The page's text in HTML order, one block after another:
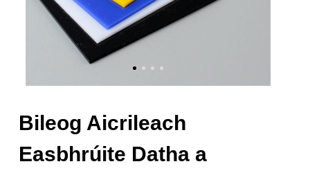
Bileog Aicrileach
Easbhrúite Datha a